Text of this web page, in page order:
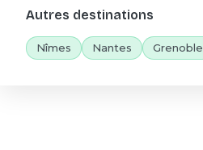
Autres destinations
Nîmes Nantes Grenoble